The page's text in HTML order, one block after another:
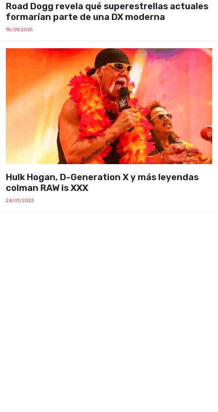
Road Dogg revela qué superestrellas actuales
formarían parte de una DX moderna
18/09/2025
Hulk Hogan, D-Generation X y más leyendas
colman RAW is XXX
24/01/2023